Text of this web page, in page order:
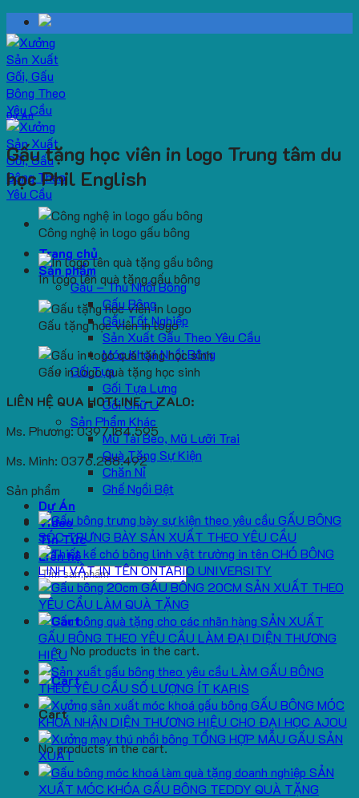
Skip
to
content
Trang chủ
Sản phẩm
Gấu – Thú Nhồi Bông
Gấu Bông
Gấu Tốt Nghiệp
Sản Xuất Gấu Theo Yêu Cầu
Móc Khoá Nhồi Bông
Gối Tựa
Gối Tựa Lưng
Gối Chữ U
Sản Phẩm Khác
Mũ Tai Bèo, Mũ Lưỡi Trai
Quà Tặng Sự Kiện
Chăn Nỉ
Ghế Ngồi Bệt
Dự Án
Video
Tin Tức
Liên hệ
Search
for:
No products in the cart.
Cart
No products in the cart.
Dự Án
Gấu tặng học viên in logo Trung tâm du
học Phil English
Công nghệ in logo gấu bông
In logo lên quà tặng gấu bông
Gấu tặng học viên in logo
Gấu in logo quà tặng học sinh
LIÊN HỆ QUA HOTLINE – ZALO:
Ms. Phương: 0397.184.595
Ms. Minh: 0376.288.492
Sản phẩm
GẤU BÔNG
SÓC TRƯNG BÀY SẢN XUẤT THEO YÊU CẦU
CHÓ BÔNG
LINH VẬT IN TÊN ONTARIO UNIVERSITY
GẤU BÔNG 20CM SẢN XUẤT THEO
YÊU CẦU LÀM QUÀ TẶNG
SẢN XUẤT
GẤU BÔNG THEO YÊU CẦU LÀM ĐẠI DIỆN THƯƠNG
HIỆU
LÀM GẤU BÔNG
THEO YÊU CẦU SỐ LƯỢNG ÍT KARIS
GẤU BÔNG MÓC
KHOÁ NHẬN DIỆN THƯƠNG HIỆU CHO ĐẠI HỌC AJOU
TỔNG HỢP MẪU GẤU SẢN
XUẤT
SẢN
XUẤT MÓC KHÓA GẤU BÔNG TEDDY QUÀ TẶNG